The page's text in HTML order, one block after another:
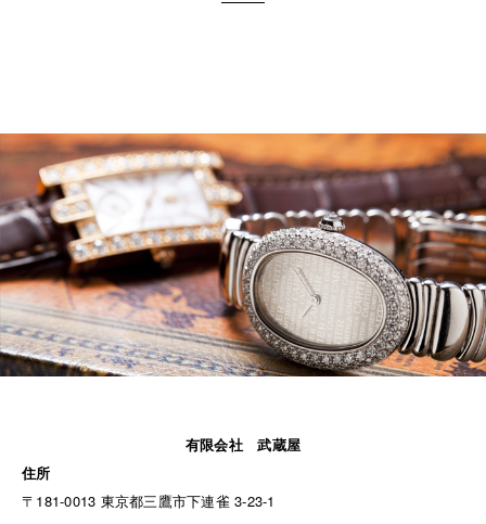
有限会社 武蔵屋
住所
〒181-0013 東京都三鷹市下連雀 3-23-1